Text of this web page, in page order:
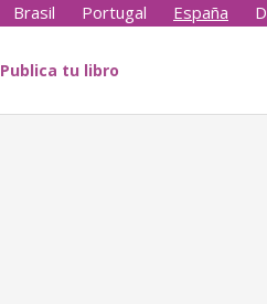
Brasil Portugal España
Publica tu libro